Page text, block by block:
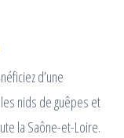
d’une
nids de guêpes et
la Saône-et-Loire.